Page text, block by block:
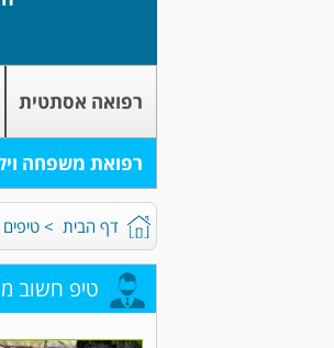
רפואה אסתטית
רפואת משפחה
דף הבית >
טיפ חשוב